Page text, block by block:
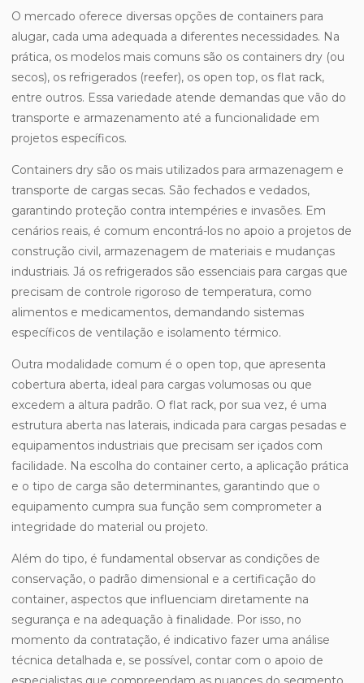
O mercado oferece diversas opções de containers para
alugar, cada uma adequada a diferentes necessidades. Na
prática, os modelos mais comuns são os containers dry (ou
secos), os refrigerados (reefer), os open top, os flat rack,
entre outros. Essa variedade atende demandas que vão do
transporte e armazenamento até a funcionalidade em
projetos específicos.
Containers dry são os mais utilizados para armazenagem e
transporte de cargas secas. São fechados e vedados,
garantindo proteção contra intempéries e invasões. Em
cenários reais, é comum encontrá-los no apoio a projetos de
construção civil, armazenagem de materiais e mudanças
industriais. Já os refrigerados são essenciais para cargas que
precisam de controle rigoroso de temperatura, como
alimentos e medicamentos, demandando sistemas
específicos de ventilação e isolamento térmico.
Outra modalidade comum é o open top, que apresenta
cobertura aberta, ideal para cargas volumosas ou que
excedem a altura padrão. O flat rack, por sua vez, é uma
estrutura aberta nas laterais, indicada para cargas pesadas e
equipamentos industriais que precisam ser içados com
facilidade. Na escolha do container certo, a aplicação prática
e o tipo de carga são determinantes, garantindo que o
equipamento cumpra sua função sem comprometer a
integridade do material ou projeto.
Além do tipo, é fundamental observar as condições de
conservação, o padrão dimensional e a certificação do
container, aspectos que influenciam diretamente na
segurança e na adequação à finalidade. Por isso, no
momento da contratação, é indicativo fazer uma análise
técnica detalhada e, se possível, contar com o apoio de